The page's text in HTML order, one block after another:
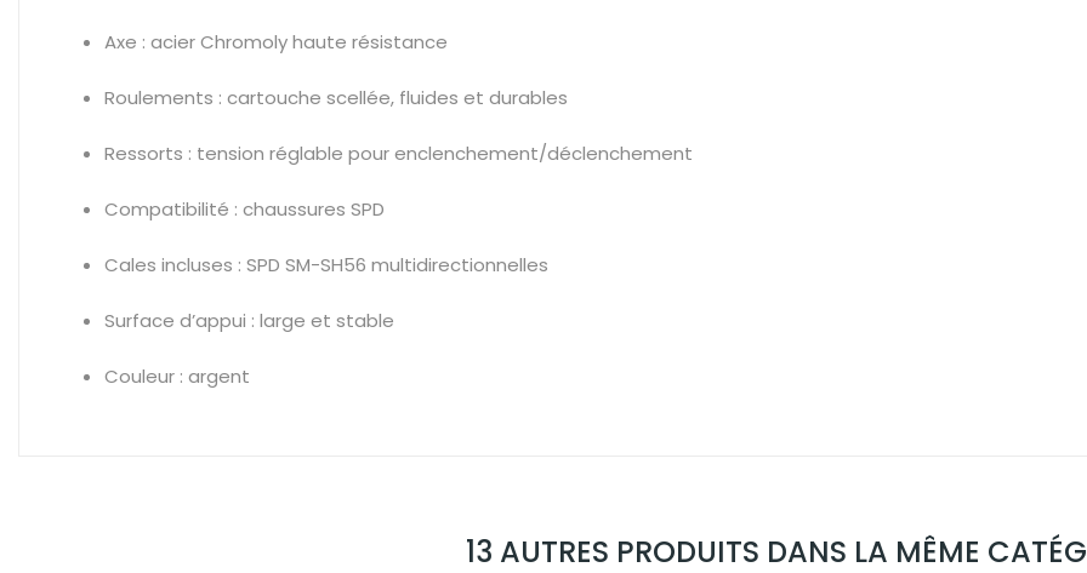
Axe : acier Chromoly haute résistance
Roulements : cartouche scellée, fluides et durables
Ressorts : tension réglable pour enclenchement/déclenchement
Compatibilité : chaussures SPD
Cales incluses : SPD SM-SH56 multidirectionnelles
Surface d’appui : large et stable
Couleur : argent
13 AUTRES PRODUITS DANS LA MÊME